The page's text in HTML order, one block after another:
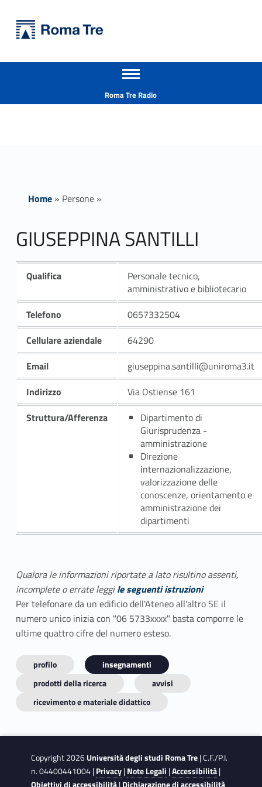
GIUSEPPINA SANTILLI insegnamenti - Università Roma Tre
Apri il menu secondario
Roma Tre Radio
Home» Persone»
GIUSEPPINA SANTILLI
Qualifica
Personale tecnico,
amministrativo e bibliotecario
Telefono
0657332504
Cellulare aziendale
64290
Email
giuseppina.santilli@uniroma3.it
Indirizzo
Via Ostiense 161
Struttura/Afferenza
Dipartimento di
Giurisprudenza -
amministrazione
Direzione
internazionalizzazione,
valorizzazione delle
conoscenze, orientamento e
amministrazione dei
dipartimenti
Qualora le informazioni riportate a lato risultino assenti,
incomplete o errate leggile seguenti istruzioni
Per telefonare da un edificio dell'Ateneo all'altro SE il
numero unico inizia con "06 5733xxxx" basta comporre le
ultime quattro cifre del numero esteso.
profilo
insegnamenti
prodotti della ricerca
avvisi
ricevimento e materiale didattico
Copyright 2026Università degli studi Roma Tre| C.F./P.I.
n. 04400441004 |Privacy|Note Legali |Accessibilità|